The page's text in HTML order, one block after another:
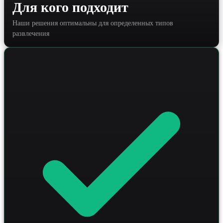
Такой технологичный подход позволяет увеличить
органический трафик на 30-50% и обеспечить
стабильный приток новых бронирований дорожек через
поисковые системы.
Для кого подходит
Наши решения оптимальны для определенных типов
развлечения